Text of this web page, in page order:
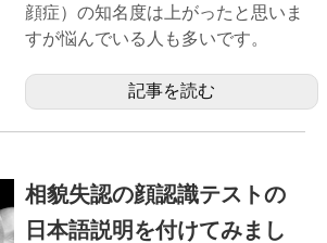
顔症）の知名度は上がったと思いま
すが悩んでいる人も多いです。
記事を読む
相貌失認の顔認識テストの
日本語説明を付けてみまし